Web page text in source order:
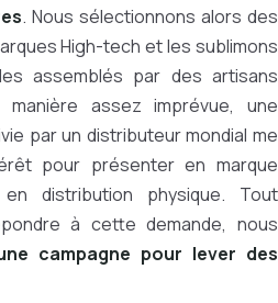
. Nous sélectionnons alors des
High-tech et les sublimons
assemblés par des artisans
manière assez imprévue, une
par un distributeur mondial me
pour présenter en marque
distribution physique. Tout
à cette demande, nous
campagne pour lever des